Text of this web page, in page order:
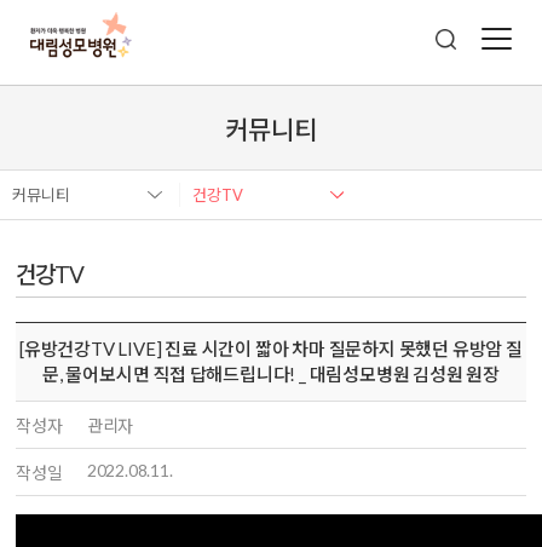
커뮤니티
커뮤니티 건강TV
건강TV
[유방건강TV LIVE] 진료 시간이 짧아 차마 질문하지 못했던 유방암 질
문, 물어보시면 직접 답해드립니다! _ 대림성모병원 김성원 원장
작성자 관리자
작성일 2022.08.11.